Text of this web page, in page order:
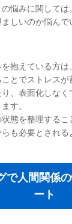
悩みに関して
しいのか悩ん
抱えている方
とでストレス
、表面化しな
す。
態を整理する
も必要とされる
で人間関係
ート